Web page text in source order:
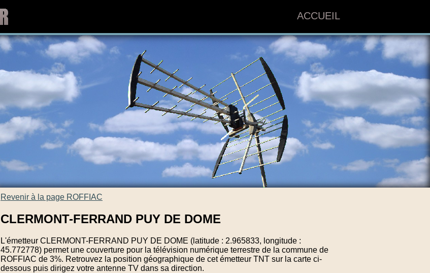
ACCUEIL
Revenir à la page ROFFIAC
CLERMONT-FERRAND PUY DE DOME
L'émetteur CLERMONT-FERRAND PUY DE DOME (latitude : 2.965833, longitude :
45.772778) permet une couverture pour la télévision numérique terrestre de la commune de
ROFFIAC de 3%. Retrouvez la position géographique de cet émetteur TNT sur la carte ci-
dessous puis dirigez votre antenne TV dans sa direction.